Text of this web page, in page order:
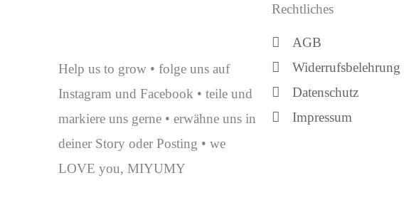
Help us to grow • folge uns auf
Instagram und Facebook • teile und
markiere uns gerne • erwähne uns in
deiner Story oder Posting • we
LOVE you, MIYUMY
Rechtliches
AGB
Widerrufsbelehrung
Datenschutz
Impressum